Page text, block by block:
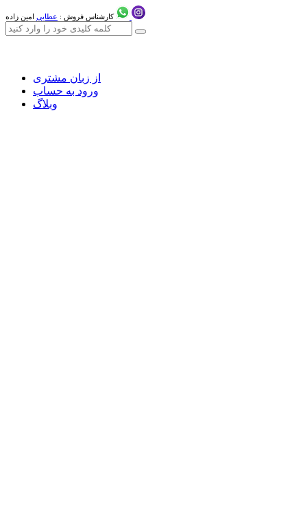
کارشناس فروش : عطایی امین زاده
از زبان مشتری
ورود به حساب
وبلاگ